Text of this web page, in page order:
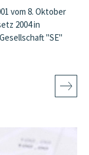
vom 8. Oktober
2004 in
"SE"